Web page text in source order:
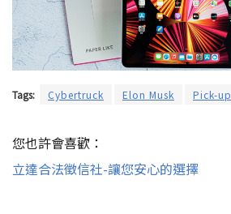
Tags: Cybertruck Elon Musk Pick-up
您也許會喜歡：
立達合法徵信社-讓您安心的選擇